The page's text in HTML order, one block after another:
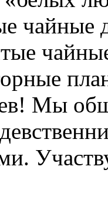
чайные
Мы